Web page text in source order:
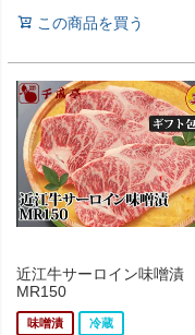
この商品を買う
近江牛サーロイン味噌漬
MR150
味噌漬 冷蔵